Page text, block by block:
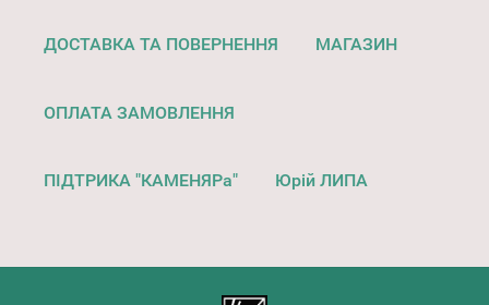
ДОСТАВКА ТА ПОВЕРНЕННЯ МАГАЗИН
ОПЛАТА ЗАМОВЛЕННЯ
ПІДТРИКА "КАМЕНЯРа" Юрій ЛИПА